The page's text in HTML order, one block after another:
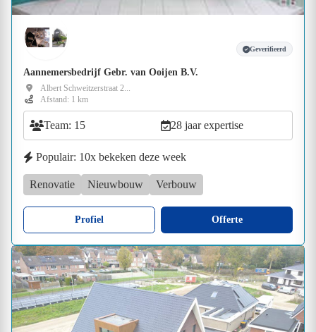
Geverifieerd
Aannemersbedrijf Gebr. van Ooijen B.V.
Albert Schweitzerstraat 2...
Afstand: 1 km
Team: 15 28 jaar expertise
Populair: 10x bekeken deze week
Renovatie Nieuwbouw Verbouw
Profiel Offerte